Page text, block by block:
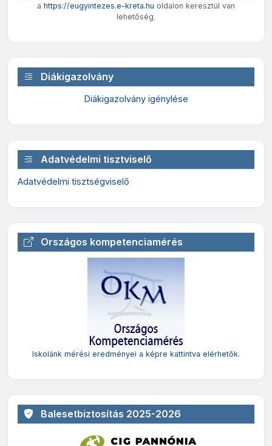
a https://eugyintezes.e-kreta.hu oldalon keresztül van
lehetőség.
Diákigazolvány
Diákigazolvány igénylése
Adatvédelmi tisztviselő
Adatvédelmi tisztségviselő
Országos kompetenciamérés
Iskolánk mérési eredményei a képre kattintva elérhetők.
Balesetbiztosítás 2025-2026